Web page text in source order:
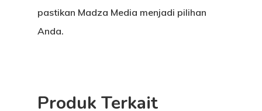
pastikan Madza Media menjadi pilihan
Anda.
Produk Terkait